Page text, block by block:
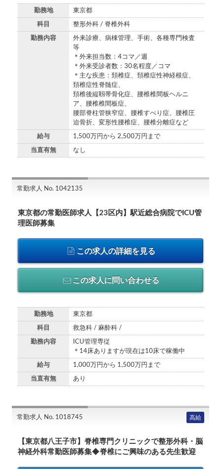
勤務地 東京都
科目 整形外科 / 脊椎外科
勤務内容
外来診療、病棟管理、手術、各種専門検査
等
＊外来担当数：4コマ／週
＊外来受診者数：30名程度／コマ
＊主な疾患：頚椎症、頚椎症性神経根症、
頚椎症性脊髄症、
頚椎後縦靱帯骨化症、腰椎椎間板ヘルニ
ア、腰椎椎間板症、
腰部脊柱管狭窄症、腰椎すべり症、腰椎圧
迫骨折、変形性腰椎症、腰椎分離症など
給与 1,500万円から 2,500万円まで
当直有無 なし
常勤求人 No. 1042135
東京都の常勤医師求人【23区内】駅近総合病院でICU管
理医師募集
この求人の詳細を見る
この求人に問い合わせる
勤務地 東京都
科目 救急科 / 麻酔科 /
勤務内容
ICU管理専従
＊14床ありますが現在は10床で稼働中
給与 1,000万円から 1,500万円まで
当直有無 あり
常勤求人 No. 1018745 高給
【東京都八王子市】脊椎専門クリニックで整形外科・脳
神経外科常勤医師募集◆脊椎にご興味のある先生歓迎